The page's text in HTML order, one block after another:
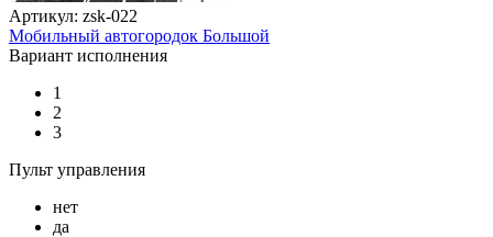
Артикул: zsk-022
Мобильный автогородок Большой
Вариант исполнения
1
2
3
Пульт управления
нет
да